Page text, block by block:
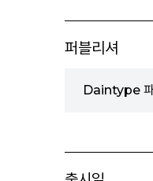
퍼블리셔
Daintype 파